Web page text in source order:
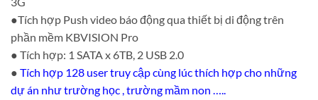
●Tích hợp Push video báo động qua thiết bị di động trên
phần mềm KBVISION Pro
● Tích hợp: 1 SATA x 6TB, 2 USB 2.0
● Tích hợp 128 user truy cập cùng lúc thích hợp cho những
dự án như trường học , trường mầm non …..